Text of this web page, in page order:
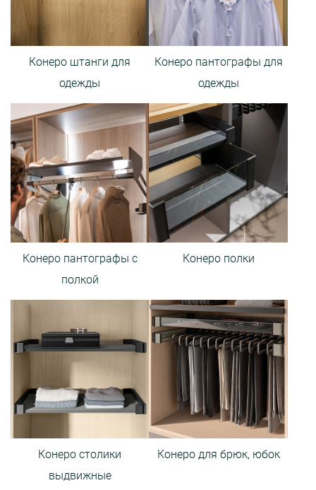
Конеро штанги для
одежды
Конеро пантографы для
одежды
Конеро пантографы с
полкой
Конеро полки
Конеро столики
выдвижные
Конеро для брюк, юбок